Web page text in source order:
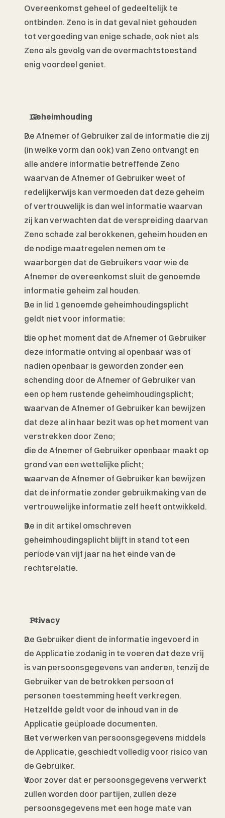
Overeenkomst geheel of gedeeltelijk te
ontbinden. Zeno is in dat geval niet gehouden
tot vergoeding van enige schade, ook niet als
Zeno als gevolg van de overmachtstoestand
enig voordeel geniet.
Geheimhouding
De Afnemer of Gebruiker zal de informatie die zij
(in welke vorm dan ook) van Zeno ontvangt en
alle andere informatie betreffende Zeno
waarvan de Afnemer of Gebruiker weet of
redelijkerwijs kan vermoeden dat deze geheim
of vertrouwelijk is dan wel informatie waarvan
zij kan verwachten dat de verspreiding daarvan
Zeno schade zal berokkenen, geheim houden en
de nodige maatregelen nemen om te
waarborgen dat de Gebruikers voor wie de
Afnemer de overeenkomst sluit de genoemde
informatie geheim zal houden.
De in lid 1 genoemde geheimhoudingsplicht
geldt niet voor informatie:
die op het moment dat de Afnemer of Gebruiker
deze informatie ontving al openbaar was of
nadien openbaar is geworden zonder een
schending door de Afnemer of Gebruiker van
een op hem rustende geheimhoudingsplicht;
waarvan de Afnemer of Gebruiker kan bewijzen
dat deze al in haar bezit was op het moment van
verstrekken door Zeno;
die de Afnemer of Gebruiker openbaar maakt op
grond van een wettelijke plicht;
waarvan de Afnemer of Gebruiker kan bewijzen
dat de informatie zonder gebruikmaking van de
vertrouwelijke informatie zelf heeft ontwikkeld.
De in dit artikel omschreven
geheimhoudingsplicht blijft in stand tot een
periode van vijf jaar na het einde van de
rechtsrelatie.
Privacy
De Gebruiker dient de informatie ingevoerd in
de Applicatie zodanig in te voeren dat deze vrij
is van persoonsgegevens van anderen, tenzij de
Gebruiker van de betrokken persoon of
personen toestemming heeft verkregen.
Hetzelfde geldt voor de inhoud van in de
Applicatie geüploade documenten.
Het verwerken van persoonsgegevens middels
de Applicatie, geschiedt volledig voor risico van
de Gebruiker.
Voor zover dat er persoonsgegevens verwerkt
zullen worden door partijen, zullen deze
persoonsgegevens met een hoge mate van